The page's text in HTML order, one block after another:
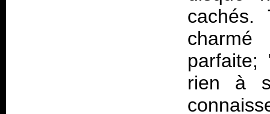
cachés.
charmé
parfaite;
rien à